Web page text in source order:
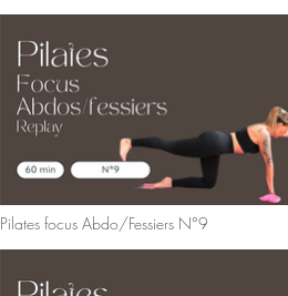
Pilates focus Abdo/Fessiers N°9